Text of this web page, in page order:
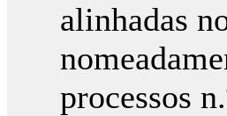
alinhadas
processos